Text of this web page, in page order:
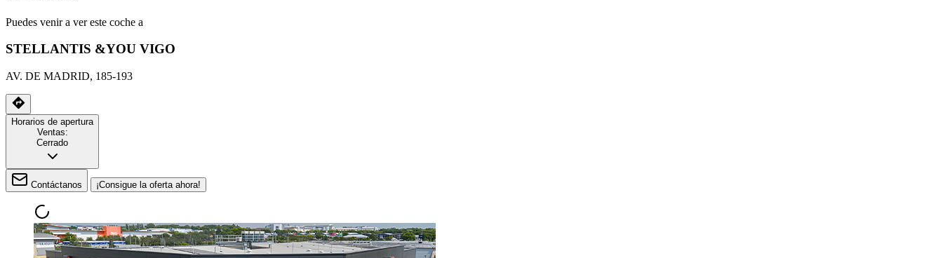
Puedes venir a ver este coche a
STELLANTIS &YOU VIGO
AV. DE MADRID, 185-193
Horarios de apertura
Ventas:
Cerrado
Contáctanos ¡Consigue la oferta ahora!